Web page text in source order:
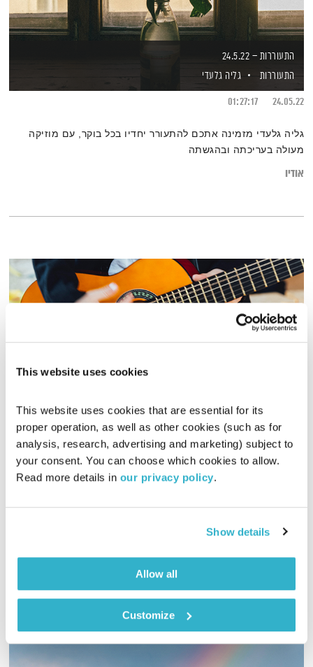
This website uses cookies
This website uses cookies that are essential for its
proper operation, as well as other cookies (such as for
analysis, research, advertising and marketing) subject to
your consent. You can choose which cookies to allow.
Read more details in our privacy policy.
Show details
Allow all
Customize
התעוררות – 24.5.22
התעוררות
גליה גלעדי
24.05.22
01:27:17
גליה גלעדי מזמינה אתכם להתעורר יחדיו בכל בוקר, עם מוזיקה
מעולה בעריכתה ובהגשתה
אודיו
כל יום מחדש
אמיר פרי
01.03.23
00:58:00
אודיו